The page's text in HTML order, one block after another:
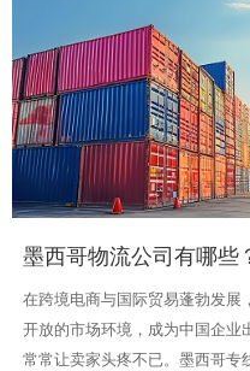
墨西哥物流公司有哪些
在跨境电商与国际贸易蓬勃发展
开放的市场环境，成为中国企业
常常让卖家头疼不已。墨西哥专